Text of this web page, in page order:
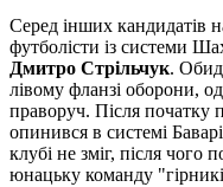
Серед інших кандидатів
футболісти із системи
Дмитро Стрільчук.
лівому фланзі оборони,
праворуч. Після початку
опинився в системі
клубі не зміг, після чого
юнацьку команду